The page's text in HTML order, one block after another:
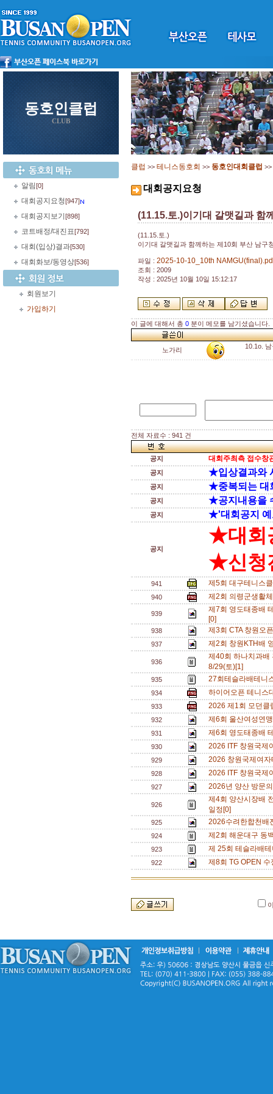
동호인클럽
CLUB
알림[0]
대회공지요청[947]
대회공지보기 [898]
코트배정/대진표[792]
대회(입상)결과[530]
대회화보/동영상[536]
회원보기
가입하기
클럽 >> 테니스동호회 >> 동호인대회클럽 >>
대회공지요청
(11.15.토.)이기대 갈맷길과 함
(11.15.토.)
이기대 갈맷길과 함께하는 제10회 부산 남구
파일 : 2025-10-10_10th
조회 : 2009
작성 : 2025년 10월 10일 15:12:17
이 글에 대해서 총 0 분이 메모를 남기셨습니다.
노가리 10.1o.
전체 자료수 : 941 건
공지 대회주최측 접수창
공지 ★입상결과와
공지 ★중복되는 대
공지 ★공지내용을
공지 ★'대회공지 예
공지
★대회
★신청
941 제5회 대구테니스
940 제2회 의령군생활
939
제7회 영도태종배
[0]
938 제3회 CTA 창원오
937 제2회 창원KTH배
936
제40회 하나치과배
8/29(토)[1]
935 27회테슬라배테니
934 하이어오픈 테니스
933 2026 제1회 모던
932 제6회 울산여성연
931 제6회 영도태종배
930 2026 ITF 창원국제
929 2026 창원국제여
928 2026 ITF 창원국제
927 2026년 양산 방문
926
제4회 양산시장배
일정[0]
925 2026수려한합천배
924 제2회 해운대구 동
923 제 25회 테슬라배
922 제8회 TG OPEN